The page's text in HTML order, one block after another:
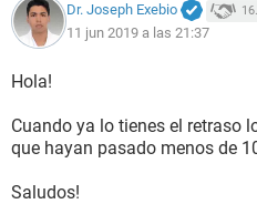
Dr. Joseph Exebio
11 jun 2019 a las 21:37
Hola!
Cuando ya lo tienes el retraso
que hayan pasado menos de
Saludos!